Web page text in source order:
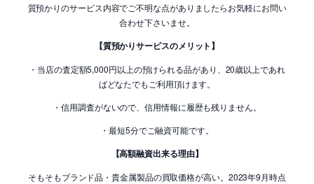
質預かりのサービス内容でご不明な点がありましたらお気軽にお問い
合わせ下さいませ。
【質預かりサービスのメリット】
・当店の査定額5,000円以上の預けられる品があり、20歳以上であれ
ばどなたでもご利用頂けます。
・信用調査がないので、信用情報に履歴も残りません。
・最短5分でご融資可能です。
【高額融資出来る理由】
そもそもブランド品・貴金属製品の買取価格が高い。2023年9月時点